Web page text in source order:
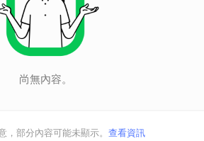
尚無內容。
，部分內容可能未顯示。 查看資訊